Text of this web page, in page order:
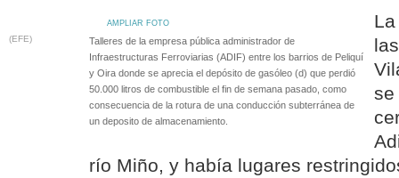
AMPLIAR FOTO
(EFE)
Talleres de la empresa pública administrador de
Infraestructuras Ferroviarias (ADIF) entre los barrios de Peliquí
y Oira donde se aprecia el depósito de gasóleo (d) que perdió
50.000 litros de combustible el fin de semana pasado, como
consecuencia de la rotura de una conducción subterránea de
un deposito de almacenamiento.
se
río Miño, y había lugares